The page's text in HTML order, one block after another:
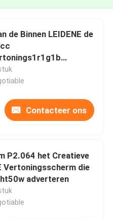
de Binnen LEIDENE de
Contacteer ons
P2.064 het Creatieve
Vertoningsscherm die
adverteren